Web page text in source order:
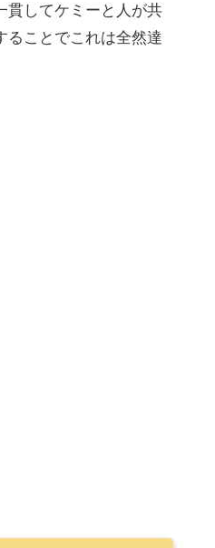
貫してケミーと人が共
ることでこれは全然達